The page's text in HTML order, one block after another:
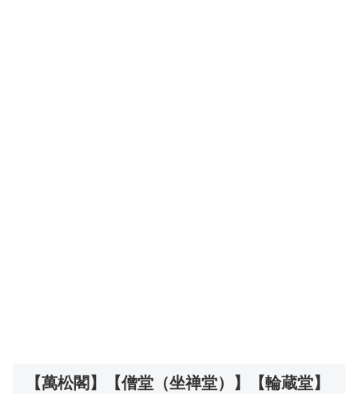
【萬松閣】【僧堂（坐禅堂）】【輪蔵堂】